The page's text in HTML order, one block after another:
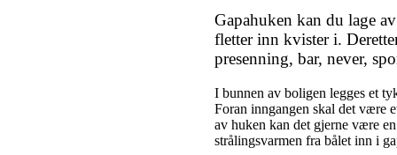
Gapahuken kan du lage
fletter inn kvister i.
presenning, bar, never,
I bunnen av boligen legges et
Foran inngangen skal det være
av huken kan det gjerne være
strålingsvarmen fra bålet inn i